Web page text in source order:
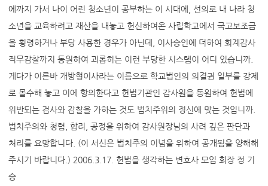
에까지 가서 나이 어린 청소년이 공부하는 이 시대에, 선의로 내 나라 청
소년을 교육하려고 재산을 내놓고 헌신하여온 사립학교에서 국고보조금
을 횡령하거나 부당 사용한 경우가 아닌데, 이사승인에 더하여 회계감사
직무감찰까지 동원하여 괴롭히는 이런 부당한 시스템이 어디 있습니까.
게다가 이른바 개방형이사라는 이름으로 학교법인의 의결권 일부를 강제
로 몰수해 놓고 이에 항의한다고 헌법기관인 감사원을 동원하여 헌법에
위반되는 검사와 감찰을 가하는 것도 법치주위의 정신에 맞는 것입니까.
법치주의와 청렴, 합리, 공정을 위하여 감사원장님의 사려 깊은 판단과
처리를 요망합니다. (이 서신은 법치주의 이념을 위하여 공개됨을 양해해
주시기 바랍니다.) 2006.3.17. 헌법을 생각하는 변호사 모임 회장 정 기
승